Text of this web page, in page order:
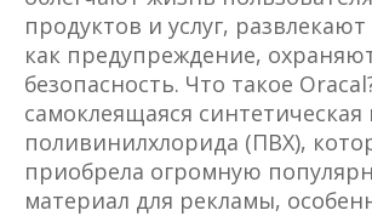
продуктов и услуг,
как предупреждение,
безопасность. Что такое
самоклеящаяся синтетическая
поливинилхлорида (ПВХ),
приобрела огромную
материал для рекламы,